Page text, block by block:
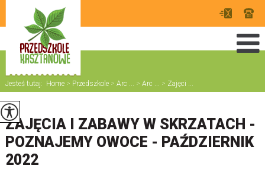
Jesteś tutaj: Home > Przedszkole > Arc ... > Arc ... > Zajęci ...
ZAJĘCIA I ZABAWY W SKRZATACH -
POZNAJEMY OWOCE - PAŹDZIERNIK
2022